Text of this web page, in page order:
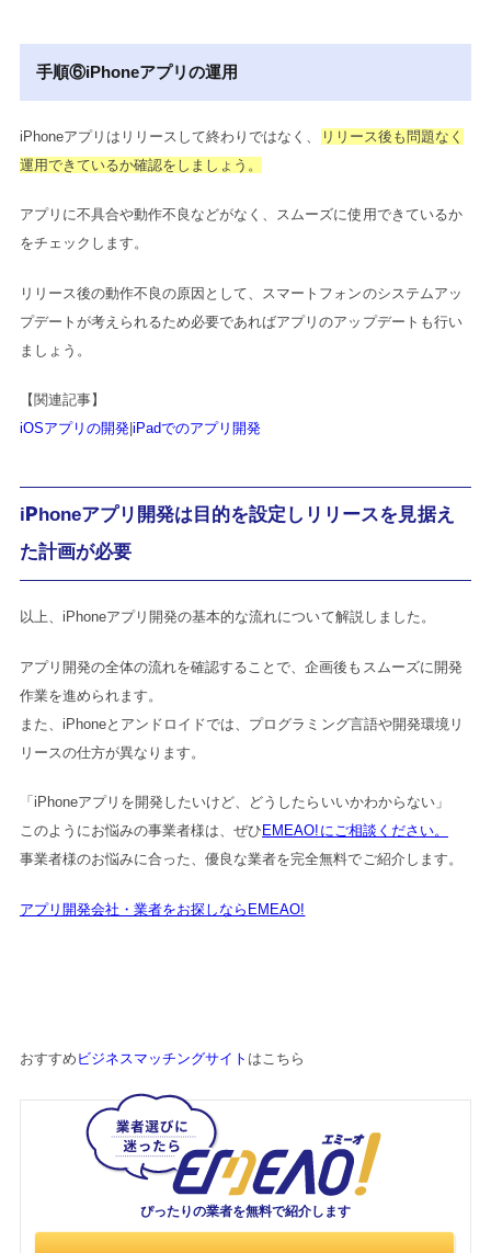
手順⑥iPhoneアプリの運用
iPhoneアプリはリリースして終わりではなく、
リリース後も問題なく
運用できているか確認をしましょう。
アプリに不具合や動作不良などがなく、スムーズに使用できているか
をチェックします。
リリース後の動作不良の原因として、スマートフォンのシステムアッ
プデートが考えられるため必要であればアプリのアップデートも行い
ましょう。
【関連記事】
iOSアプリの開発 |iPadでのアプリ開発
iPhoneアプリ開発は目的を設定しリリースを見据え
た計画が必要
以上、iPhoneアプリ開発の基本的な流れについて解説しました。
アプリ開発の全体の流れを確認することで、企画後もスムーズに開発
作業を進められます。
また、iPhoneとアンドロイドでは、プログラミング言語や開発環境リ
リースの仕方が異なります。
「iPhoneアプリを開発したいけど、どうしたらいいかわからない」
このようにお悩みの事業者様は、ぜひ EMEAO!にご相談ください。
事業者様のお悩みに合った、優良な業者を完全無料でご紹介します。
アプリ開発会社・業者をお探しならEMEAO!
おすすめ ビジネスマッチングサイト はこちら
ぴったりの業者を無料で紹介します